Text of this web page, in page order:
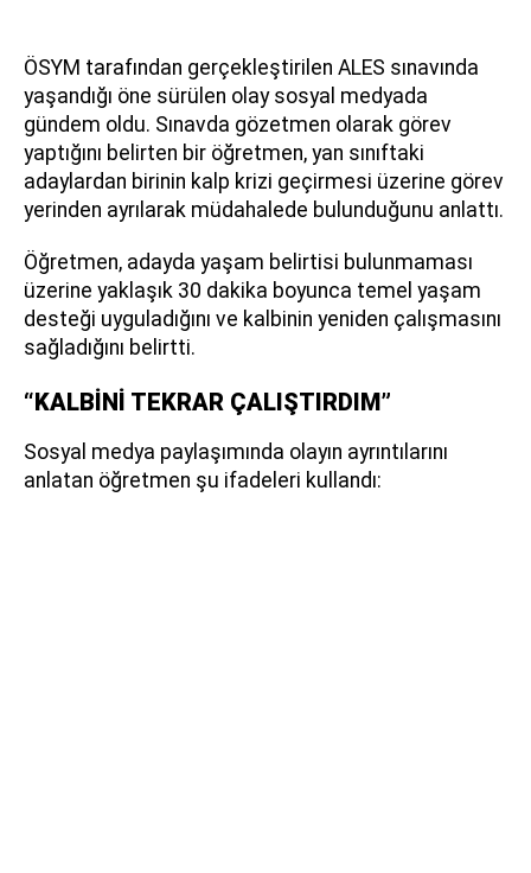
ÖSYM tarafından gerçekleştirilen ALES sınavında
yaşandığı öne sürülen olay sosyal medyada
gündem oldu. Sınavda gözetmen olarak görev
yaptığını belirten bir öğretmen, yan sınıftaki
adaylardan birinin kalp krizi geçirmesi üzerine görev
yerinden ayrılarak müdahalede bulunduğunu anlattı.
Öğretmen, adayda yaşam belirtisi bulunmaması
üzerine yaklaşık 30 dakika boyunca temel yaşam
desteği uyguladığını ve kalbinin yeniden çalışmasını
sağladığını belirtti.
“KALBİNİ TEKRAR ÇALIŞTIRDIM”
Sosyal medya paylaşımında olayın ayrıntılarını
anlatan öğretmen şu ifadeleri kullandı: